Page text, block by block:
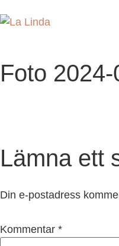
Foto
Lämna ett
Din e-postadress
Kommentar *